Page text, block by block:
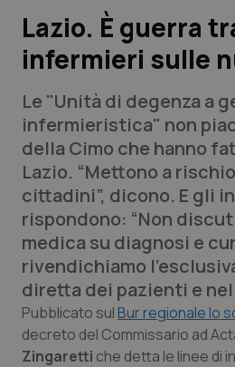
Regioni e Asl
Lavoro e Professioni
Scienza e Farmaci
Studi e Analisi
Lettere al direttore
Edizioni Regionali
QS Pro
Professionisti Sanitari.AI
Lazio. È guerra
infermieri sulle
Le "Unità di degenza a
infermieristica" non
della Cimo che hanno
Lazio. “Mettono a
cittadini”, dicono. E gli
rispondono: “Non
medica su diagnosi e
rivendichiamo
diretta dei pazienti e
Pubblicato sulBur regionale lo
decreto del Commissario ad
Zingaretti che detta le linee di